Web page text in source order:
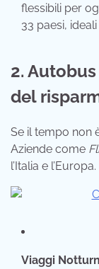
flessibili per
33 paesi,
2.
del
Se il tempo non
Aziende come
l’Italia e l’Europa.
Viaggi